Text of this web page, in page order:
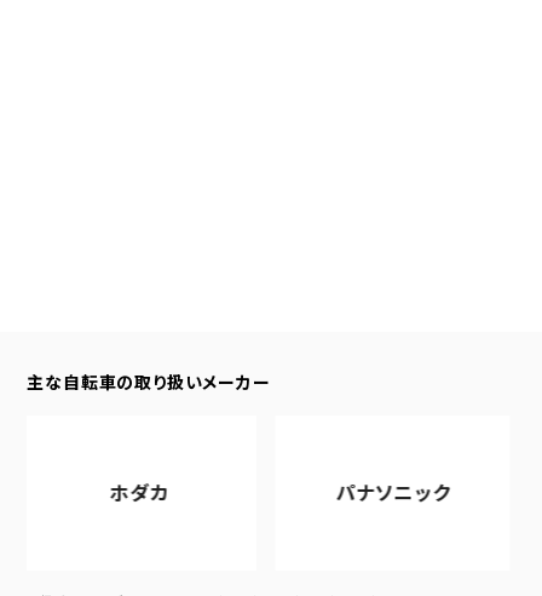
主な自転車の取り扱いメーカー
ホダカ パナソニック